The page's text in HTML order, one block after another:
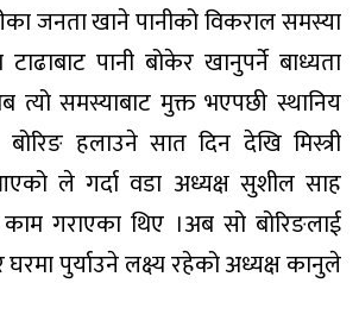
जनता खाने पानीको विकराल समस्या
पानी बोकेर खानुपर्ने बाध्यता
त्यो समस्याबाट मुक्त भएपछी स्थानिय
हलाउने सात दिन देखि मिस्त्री
ले गर्दा वडा अध्यक्ष सुशील साह
गराएका थिए ।अब सो बोरिङलाई
पुर्याउने लक्ष्य रहेको अध्यक्ष कानुले